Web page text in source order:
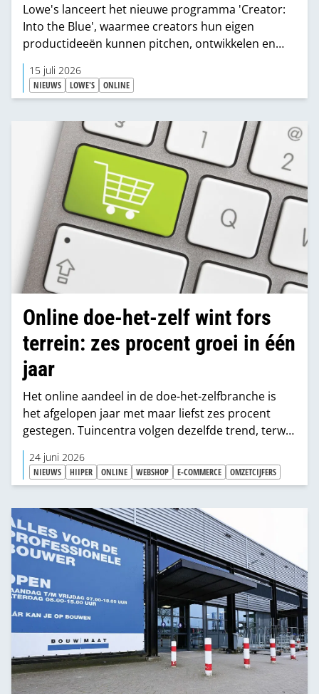
Lowe's lanceert het nieuwe programma 'Creator:
Into the Blue', waarmee creators hun eigen
productideeën kunnen pitchen, ontwikkelen en
uiteindelijk in de winkels brengen. Daarmee zet de
Amerikaanse bouwmarktketen de stap van
contentcreatie naar daadwerkelijke
15 juli 2026
NIEUWS LOWE'S ONLINE
Online doe-het-zelf wint fors
terrein: zes procent groei in één
jaar
Het online aandeel in de doe-het-zelfbranche is
het afgelopen jaar met maar liefst zes procent
gestegen. Tuincentra volgen dezelfde trend, terwijl
woonwinkels juist de andere kant op bewegen.
24 juni 2026
NIEUWS HIIPER ONLINE WEBSHOP E-COMMERCE OMZETCIJFERS